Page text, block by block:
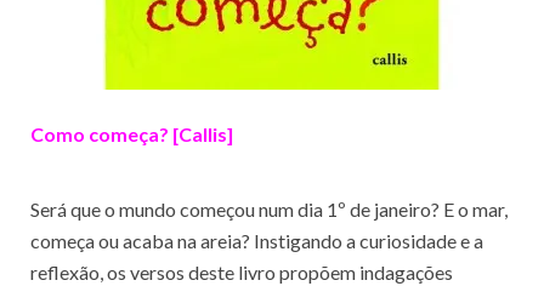
Como começa? [Callis]
Será que o mundo começou num dia 1º de janeiro? E o mar,
começa ou acaba na areia? Instigando a curiosidade e a
reflexão, os versos deste livro propõem indagações